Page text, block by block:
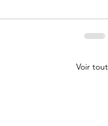
Voir tout